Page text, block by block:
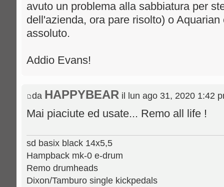
avuto un problema alla sabbiatura per
dell'azienda, ora pare risolto) o
assoluto.
Addio Evans!
da HAPPYBEAR il lun ago 31, 2020 1:42
Mai piaciute ed usate... Remo all life !
sd basix black 14x5,5
Hampback mk-0 e-drum
Remo drumheads
Dixon/Tamburo single kickpedals